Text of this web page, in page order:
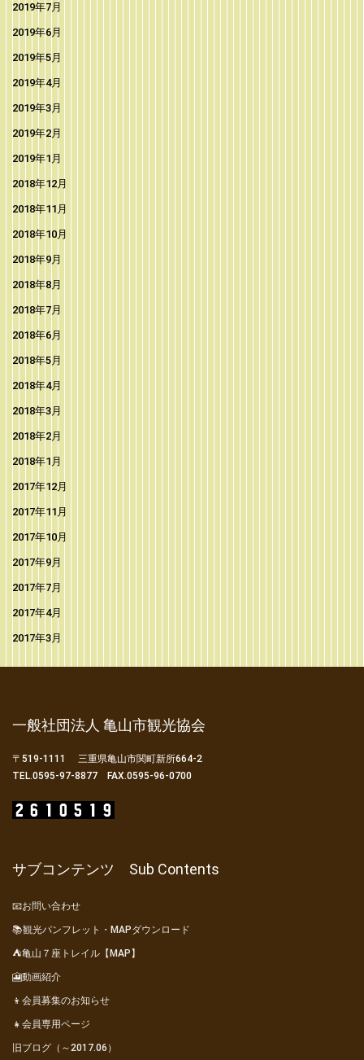
2019年7月
2019年6月
2019年5月
2019年4月
2019年3月
2019年2月
2019年1月
2018年12月
2018年11月
2018年10月
2018年9月
2018年8月
2018年7月
2018年6月
2018年5月
2018年4月
2018年3月
2018年2月
2018年1月
2017年12月
2017年11月
2017年10月
2017年9月
2017年7月
2017年4月
2017年3月
一般社団法人 亀山市観光協会
〒519-1111 三重県亀山市関町新所664-2
TEL.0595-97-8877 FAX.0595-96-0700
サブコンテンツ Sub Contents
📧お問い合わせ
📚観光パンフレット・MAPダウンロード
⛺亀山７座トレイル【MAP】
🎦動画紹介
👦会員募集のお知らせ
👧会員専用ページ
旧ブログ（～2017.06）